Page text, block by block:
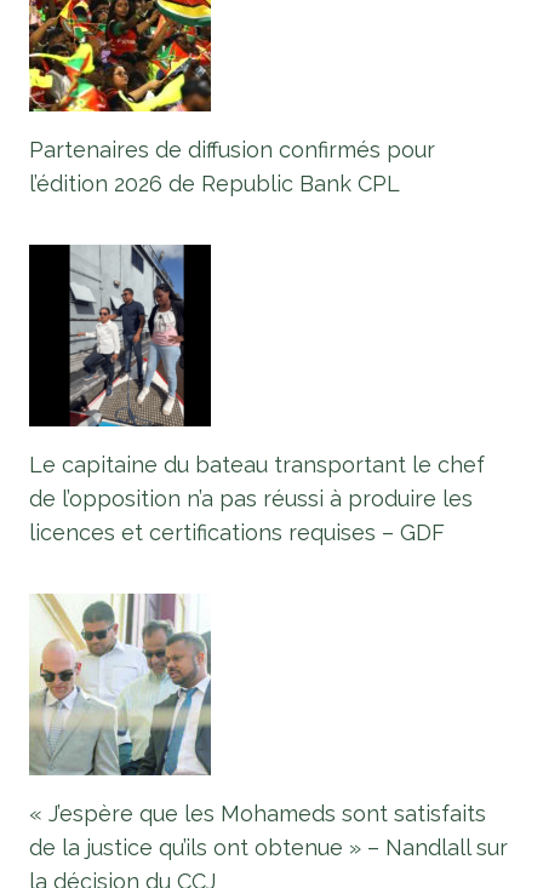
Partenaires de diffusion confirmés pour
l’édition 2026 de Republic Bank CPL
Le capitaine du bateau transportant le chef
de l’opposition n’a pas réussi à produire les
licences et certifications requises – GDF
« J’espère que les Mohameds sont satisfaits
de la justice qu’ils ont obtenue » – Nandlall sur
la décision du CCJ